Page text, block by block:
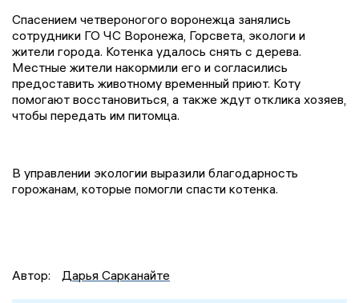
Спасением четвероногого воронежца занялись
сотрудники ГО ЧС Воронежа, Горсвета, экологи и
жители города. Котенка удалось снять с дерева.
Местные жители накормили его и согласились
предоставить животному временный приют. Коту
помогают восстановиться, а также ждут отклика хозяев,
чтобы передать им питомца.
В управлении экологии выразили благодарность
горожанам, которые помогли спасти котенка.
Автор: Дарья Сарканайте